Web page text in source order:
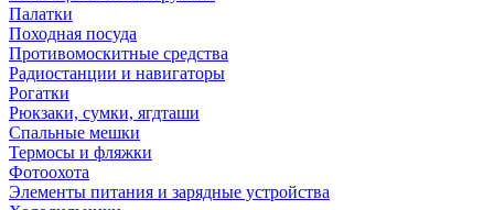
Палатки
Походная посуда
Противомоскитные средства
Радиостанции и навигаторы
Рогатки
Рюкзаки, сумки, ягдташи
Спальные мешки
Термосы и фляжки
Фотоохота
Элементы питания и зарядные устройства